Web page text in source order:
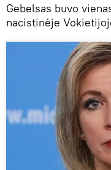
Gebelsas buvo
nacistinėje